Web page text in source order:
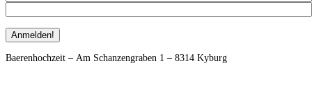
Footer
Baerenhochzeit – Am Schanzengraben 1 – 8314 Kyburg